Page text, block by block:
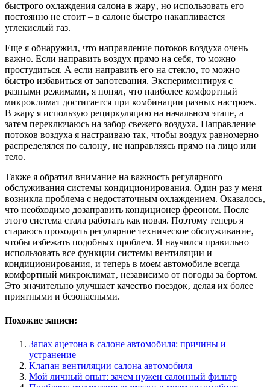
быстрого охлаждения салона в жару‚ но использовать его
постоянно не стоит – в салоне быстро накапливается
углекислый газ.
Еще я обнаружил‚ что направление потоков воздуха очень
важно. Если направить воздух прямо на себя‚ то можно
простудиться. А если направить его на стекло‚ то можно
быстро избавиться от запотевания. Экспериментируя с
разными режимами‚ я понял‚ что наиболее комфортный
микроклимат достигается при комбинации разных настроек.
В жару я использую рециркуляцию на начальном этапе‚ а
затем переключаюсь на забор свежего воздуха. Направление
потоков воздуха я настраиваю так‚ чтобы воздух равномерно
распределялся по салону‚ не направляясь прямо на лицо или
тело.
Также я обратил внимание на важность регулярного
обслуживания системы кондиционирования. Один раз у меня
возникла проблема с недостаточным охлаждением. Оказалось‚
что необходимо дозаправить кондиционер фреоном. После
этого система стала работать как новая. Поэтому теперь я
стараюсь проходить регулярное техническое обслуживание‚
чтобы избежать подобных проблем. Я научился правильно
использовать все функции системы вентиляции и
кондиционирования‚ и теперь в моем автомобиле всегда
комфортный микроклимат‚ независимо от погоды за бортом.
Это значительно улучшает качество поездок‚ делая их более
приятными и безопасными.
Похожие записи:
Запах ацетона в салоне автомобиля: причины и
устранение
Клапан вентиляции салона автомобиля
Мой личный опыт: зачем нужен салонный фильтр